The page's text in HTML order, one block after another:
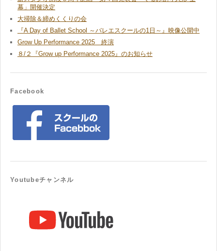
幕」開催決定
大掃除＆締めくくりの会
『A Day of Ballet School ～バレエスクールの1日～』映像公開中
Grow Up Performance 2025 終演
８/２『Grow up Performance 2025』のお知らせ
Facebook
Youtubeチャンネル